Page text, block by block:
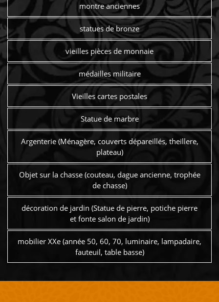
montre anciennes
statues de bronze
vieilles pièces de monnaie
médailles militaire
Vieilles cartes postales
Statue de marbre
Argenterie (Ménagère, couverts dépareillés, theillere,
plateau)
Objet sur la chasse (couteau, dague ancienne, trophée
de chasse)
décoration de jardin (Statue de pierre, potiche pierre
et fonte salon de jardin)
mobilier XXe (année 50, 60, 70, luminaire, lampadaire,
fauteuil, table basse)